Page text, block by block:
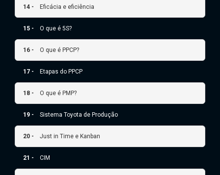
14 - Eficácia e eficiência
15 - O que é 5S?
16 - O que é PPCP?
17 - Etapas do PPCP
18 - O que é PMP?
19 - Sistema Toyota de Produção
20 - Just in Time e Kanban
21 - CIM